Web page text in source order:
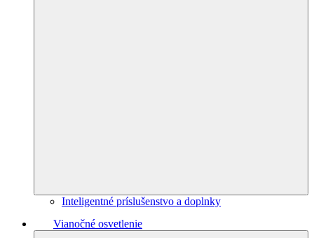
Inteligentné príslušenstvo a doplnky
Vianočné osvetlenie